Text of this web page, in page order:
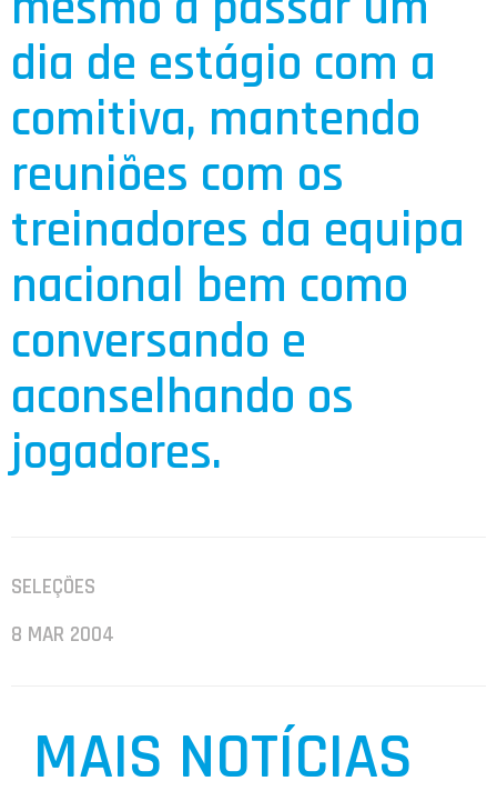
dia de estágio com a
comitiva, mantendo
reuniões com os
treinadores da equipa
nacional bem como
conversando e
aconselhando os
jogadores.
SELEÇÕES
8 MAR 2004
MAIS NOTÍCIAS